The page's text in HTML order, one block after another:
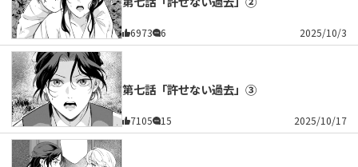
6973 6 2025/10/3
第七話「許せない過去」③
7105 15 2025/10/17